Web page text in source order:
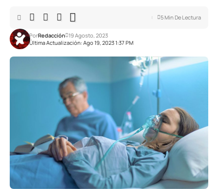
Última Actualización: Ago 19, 2023 1:37 PM
PorRedacción 19 Agosto, 2023
5 Min De Lectura